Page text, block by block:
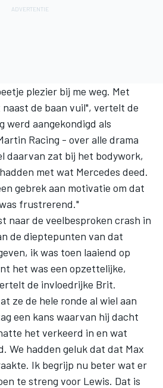
plezier bij me weg. Met
naast de baan vuil", vertelt de
werd aangekondigd als
Racing - over alle drama
daarvan zat bij het bodywork,
met wat Mercedes deed.
gebrek aan motivatie om dat
frustrerend."
naar de veelbesproken crash in
de dieptepunten van dat
ik was toen laaiend op
het was een opzettelijke,
de invloedrijke Brit.
ze de hele ronde al wiel aan
een kans waarvan hij dacht
het verkeerd in en wat
We hadden geluk dat dat Max
Ik begrijp nu beter wat er
te streng voor Lewis. Dat is